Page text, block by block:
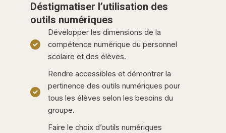
Déstigmatiser l’utilisation des
outils numériques
Développer les dimensions de la
compétence numérique du personnel
scolaire et des élèves.
Rendre accessibles et démontrer la
pertinence des outils numériques pour
tous les élèves selon les besoins du
groupe.
Faire le choix d’outils numériques